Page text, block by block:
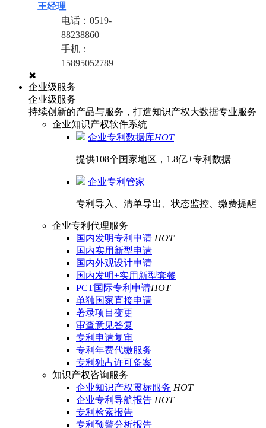
王经理
电话： 0519-
88238860
手机：
15895052789
✖
企业级服务
企业级服务
持续创新的产品与服务，打造知识产权大数据专业服务
企业知识产权软件系统
企业专利数据库HOT
提供108个国家地区，1.8亿+专利数据
企业专利管家
专利导入、清单导出、状态监控、缴费提醒
企业专利代理服务
国内发明专利申请 HOT
国内实用新型申请
国内外观设计申请
国内发明+实用新型套餐
PCT国际专利申请HOT
单独国家直接申请
著录项目变更
审查意见答复
专利申请复审
专利年费代缴服务
专利独占许可备案
知识产权咨询服务
企业知识产权贯标服务 HOT
企业专利导航报告 HOT
专利检索报告
专利预警分析报告